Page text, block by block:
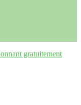
gratuitement